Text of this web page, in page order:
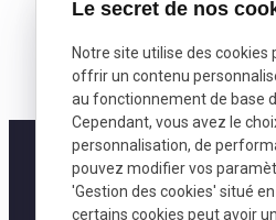
Le secret de nos
Notre site utilise des
offrir un contenu
au fonctionnement de base
Cependant, vous avez le
personnalisation, de
pouvez modifier vos
'Gestion des cookies' situé
certains cookies peut avoir